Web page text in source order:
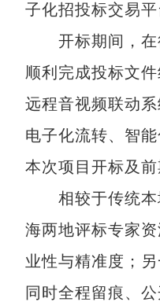
子化招投标交易
开标期间，在行
顺利完成投标文
远程音视频联动
电子化流转、智
本次项目开标及
相较于传统本地
海两地评标专家
业性与精准度；
同时全程留痕、